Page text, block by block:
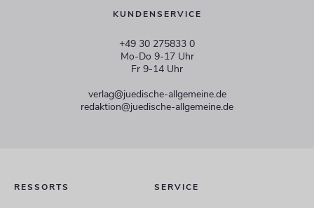
KUNDENSERVICE
+49 30 275833 0
Mo-Do 9-17 Uhr
Fr 9-14 Uhr
verlag@juedische-allgemeine.de
redaktion@juedische-allgemeine.de
RESSORTS SERVICE